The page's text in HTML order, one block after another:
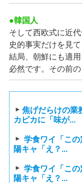
●韓国人
そして西欧式に近
史的事実だけを見
結局、朝鮮にも適
必然です。その前
焦げだらけの業
カピカに「味が...
学食ワイ「この
陽キャ「え？...
学食ワイ「この
陽キャ「え？...